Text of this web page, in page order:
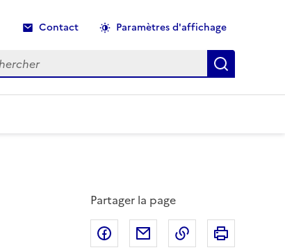
Contact Paramètres d'affichage
Recherche
Partager la page
Partager sur Facebook
Partager par email
Copier dans le